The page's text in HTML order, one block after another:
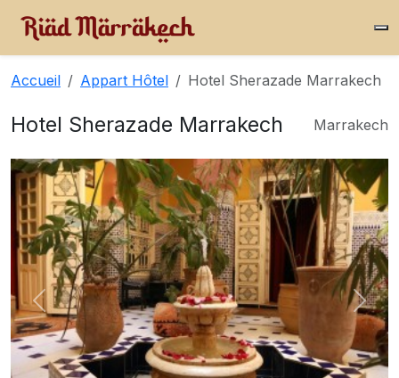
Accueil Appart Hôtel Hotel Sherazade Marrakech
Hotel Sherazade Marrakech Marrakech